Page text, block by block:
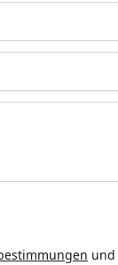
und